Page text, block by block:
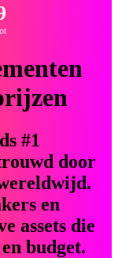
#1
door
en
assets die
budget.